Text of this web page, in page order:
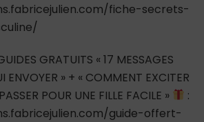
fiche-secrets-
GRATUITS « 17 MESSAGES
ENVOYER » + « COMMENT EXCITER
POUR UNE FILLE FACILE »
:
guide-offert-